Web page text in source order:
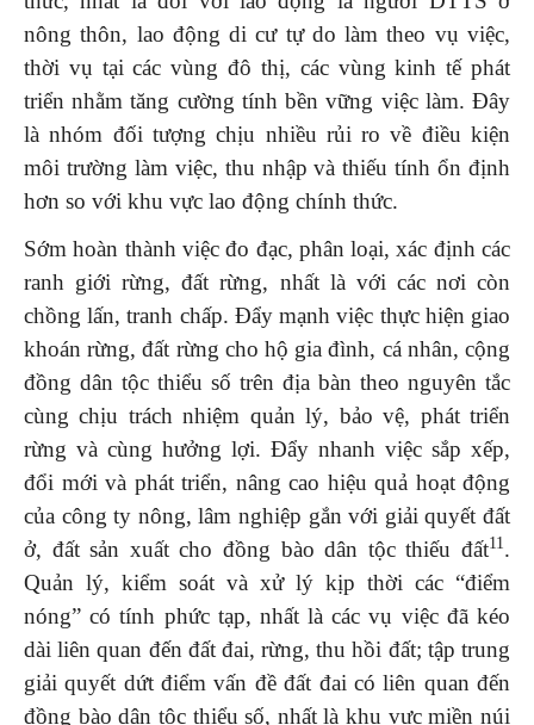
nông thôn, lao động di cư tự do làm theo vụ việc,
thời vụ tại các vùng đô thị, các vùng kinh tế phát
triển nhằm tăng cường tính bền vững việc làm. Đây
là nhóm đối tượng chịu nhiều rủi ro về điều kiện
môi trường làm việc, thu nhập và thiếu tính ổn định
hơn so với khu vực lao động chính thức.
Sớm hoàn thành việc đo đạc, phân loại, xác định các
ranh giới rừng, đất rừng, nhất là với các nơi còn
chồng lấn, tranh chấp. Đẩy mạnh việc thực hiện giao
khoán rừng, đất rừng cho hộ gia đình, cá nhân, cộng
đồng dân tộc thiểu số trên địa bàn theo nguyên tắc
cùng chịu trách nhiệm quản lý, bảo vệ, phát triển
rừng và cùng hưởng lợi. Đẩy nhanh việc sắp xếp,
đổi mới và phát triển, nâng cao hiệu quả hoạt động
của công ty nông, lâm nghiệp gắn với giải quyết đất
ở, đất sản xuất cho đồng bào dân tộc thiếu đất11.
Quản lý, kiểm soát và xử lý kịp thời các “điểm
nóng” có tính phức tạp, nhất là các vụ việc đã kéo
dài liên quan đến đất đai, rừng, thu hồi đất; tập trung
giải quyết dứt điểm vấn đề đất đai có liên quan đến
đồng bào dân tộc thiểu số, nhất là khu vực miền núi